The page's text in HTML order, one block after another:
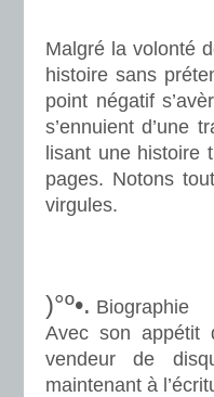
Malgré la volonté
histoire sans
point négatif
s’ennuient d’une
lisant une histoire
pages. Notons
virgules.
)°º•. Biographie
Avec son appétit
vendeur de
maintenant à